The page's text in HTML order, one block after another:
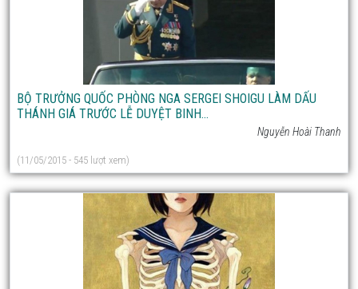
BỘ TRƯỞNG QUỐC PHÒNG NGA SERGEI SHOIGU LÀM DẤU
THÁNH GIÁ TRƯỚC LỄ DUYỆT BINH...
Nguyễn Hoài Thanh
(11/05/2015 - 545 lượt xem)